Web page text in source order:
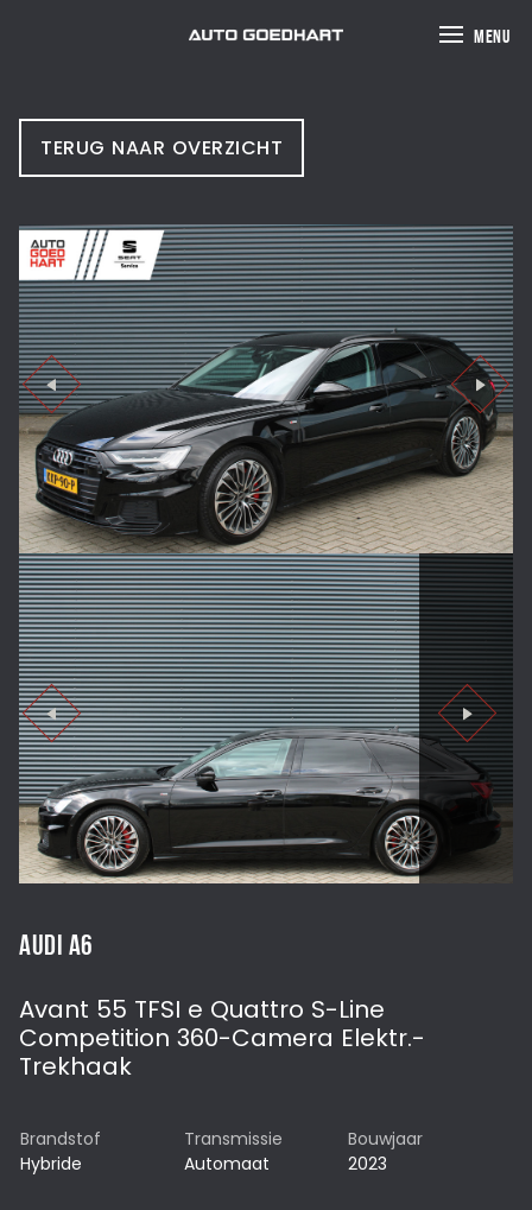
MENU
TERUG NAAR OVERZICHT
AUDI A6
Avant 55 TFSI e Quattro S-Line
Competition 360-Camera Elektr.-
Trekhaak
Brandstof
Hybride
Transmissie
Automaat
Bouwjaar
2023